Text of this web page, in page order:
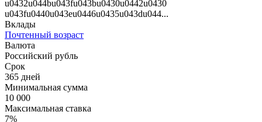
u0432u044bu043fu043bu0430u0442u0430
u043fu0440u043eu0446u0435u043du044...
Вклады
Почтенный возраст
Валюта
Российский рубль
Срок
365 дней
Минимальная сумма
10 000
Максимальная ставка
7%